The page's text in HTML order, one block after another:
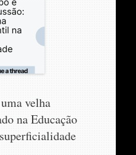
velha
na Educação